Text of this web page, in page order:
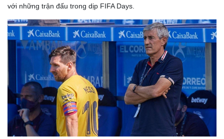
Thể thao
Bóng đá
Lịch thi đấu bóng đá
Thế giới thể thao
eSports
Hậu trường
Ô tô - Xe máy
Ô tô
Xe máy
Tư vấn
với những trận đấu trong dịp FIFA Days.